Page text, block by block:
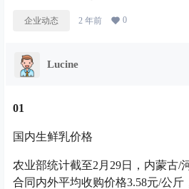
企业动态 2 年前 0
Lucine
01
国内生鲜乳价格
农业部统计截至2月29日，内蒙古/
合同内外平均收购价格3.58元/公斤